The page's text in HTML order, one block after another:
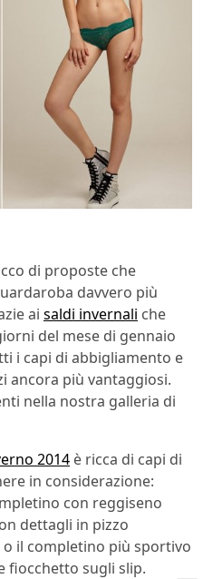
di proposte che
davvero più
ai saldi invernali che
del mese di gennaio
i capi di abbigliamento e
ancora più vantaggiosi.
nella nostra galleria di
2014 è ricca di capi di
in considerazione:
con reggiseno
dettagli in pizzo
il completino più sportivo
fiocchetto sugli slip.